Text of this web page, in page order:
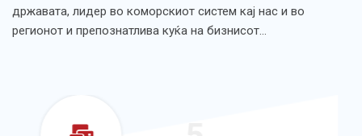
државата, лидер во коморскиот систем кај нас и во
регионот и препознатлива куќа на бизнисот…